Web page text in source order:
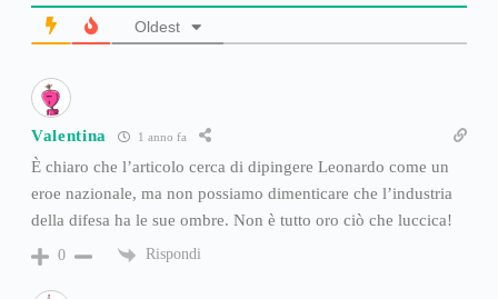
Oldest
Valentina 1 anno fa
È chiaro che l’articolo cerca di dipingere Leonardo come un
eroe nazionale, ma non possiamo dimenticare che l’industria
della difesa ha le sue ombre. Non è tutto oro ciò che luccica!
0 Rispondi